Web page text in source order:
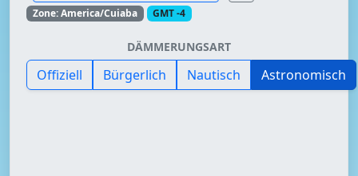
Zone: America/Cuiaba GMT -4
DÄMMERUNGSART
Offiziell Bürgerlich Nautisch Astronomisch